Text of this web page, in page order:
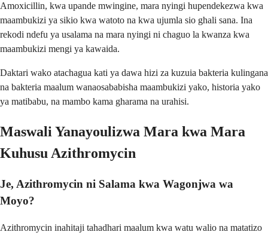
Amoxicillin, kwa upande mwingine, mara nyingi hupendekezwa kwa
maambukizi ya sikio kwa watoto na kwa ujumla sio ghali sana. Ina
rekodi ndefu ya usalama na mara nyingi ni chaguo la kwanza kwa
maambukizi mengi ya kawaida.
Daktari wako atachagua kati ya dawa hizi za kuzuia bakteria kulingana
na bakteria maalum wanaosababisha maambukizi yako, historia yako
ya matibabu, na mambo kama gharama na urahisi.
Maswali Yanayoulizwa Mara kwa Mara
Kuhusu Azithromycin
Je, Azithromycin ni Salama kwa Wagonjwa wa
Moyo?
Azithromycin inahitaji tahadhari maalum kwa watu walio na matatizo